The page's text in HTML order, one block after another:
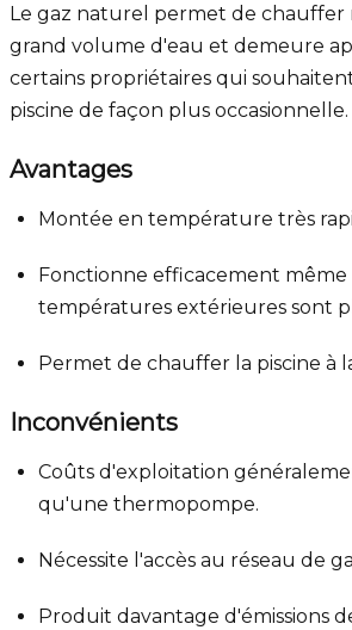
Le gaz naturel permet de chauffer
grand volume d'eau et demeure
certains propriétaires qui
piscine de façon plus occasionnelle.
Avantages
Montée en température très
Fonctionne efficacement même
températures extérieures sont
Permet de chauffer la piscine à
Inconvénients
Coûts d'exploitation
qu'une thermopompe.
Nécessite l'accès au réseau de
Produit davantage d'émissions